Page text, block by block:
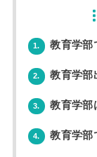
1. 教育学部
2. 教育学部
3. 教育学部
4. 教育学部